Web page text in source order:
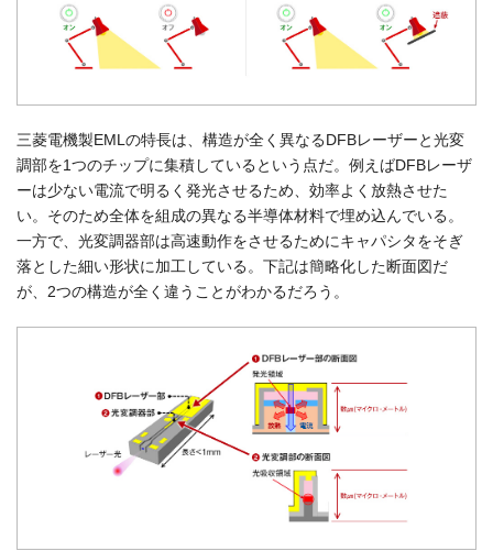
三菱電機製EMLの特長は、構造が全く異なるDFBレーザーと光変
調部を1つのチップに集積しているという点だ。例えばDFBレーザ
ーは少ない電流で明るく発光させるため、効率よく放熱させた
い。そのため全体を組成の異なる半導体材料で埋め込んでいる。
一方で、光変調器部は高速動作をさせるためにキャパシタをそぎ
落とした細い形状に加工している。下記は簡略化した断面図だ
が、2つの構造が全く違うことがわかるだろう。